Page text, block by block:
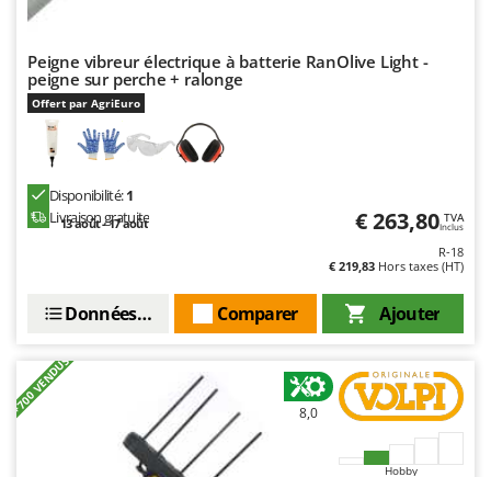
Ninja
Novatec
Novital
NuovaFac
Oliviero
OMA
Ompagrill
Peigne vibreur électrique à batterie RanOlive Light -
peigne sur perche + ralonge
Offert par AgriEuro
Disponibilité:1
Livraison gratuite
13 août - 17 août € 263,80 TVA
Inclus
R-18
€ 219,83 Hors taxes (HT)
Ajouter
Comparer
Données techniques
+700 VENDUS 8,0
Hobby